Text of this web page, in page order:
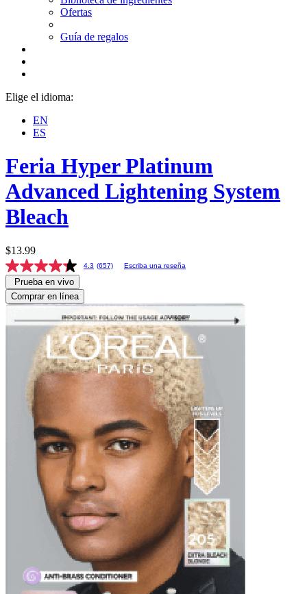
Ofertas
Guía de regalos
Elige el idioma:
EN
ES
Feria Hyper Platinum
Advanced Lightening System
Bleach
$13.99
4.3 (657) Escriba una reseña
Prueba en vivo
Comprar en línea